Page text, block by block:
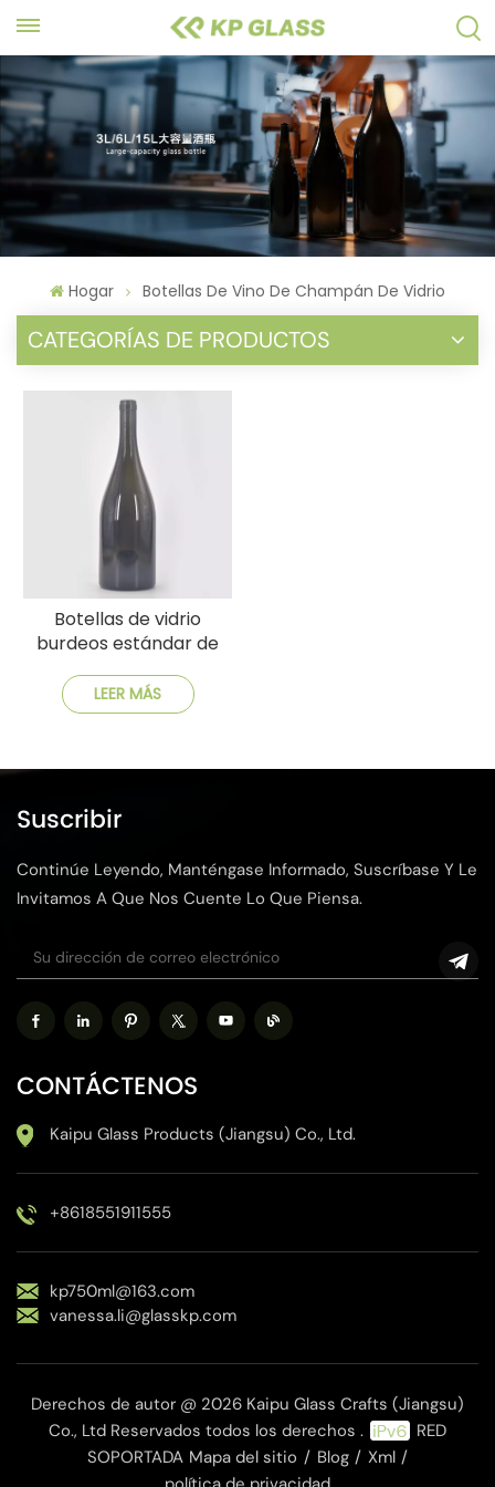
Hogar Botellas De Vino De Champán De Vidrio
CATEGORÍAS DE PRODUCTOS
Botellas de vidrio
burdeos estándar de
LEER MÁS
Suscribir
Continúe Leyendo, Manténgase Informado, Suscríbase Y Le
Invitamos A Que Nos Cuente Lo Que Piensa.
CONTÁCTENOS
Kaipu Glass Products (Jiangsu) Co., Ltd.
+8618551911555
kp750ml@163.com
vanessa.li@glasskp.com
Derechos de autor @ 2026 Kaipu Glass Crafts (Jiangsu)
Co., Ltd Reservados todos los derechos .
RED
SOPORTADA Mapa del sitio / Blog / Xml /